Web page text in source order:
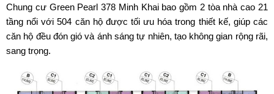
Chung cư Green Pearl 378 Minh Khai bao gồm 2 tòa nhà cao 21
tầng nổi với 504 căn hộ được tối ưu hóa trong thiết kế, giúp các
căn hộ đều đón gió và ánh sáng tự nhiên, tạo không gian rộng rãi,
sang trọng.